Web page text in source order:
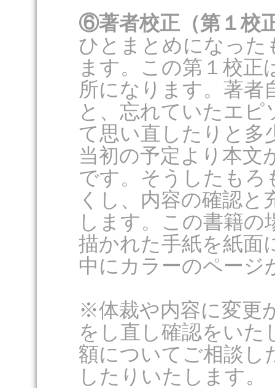
⑥著者校正（第１校
ひとまとめになった
ます。この第１校正
所になります。著者
と、忘れていたエ
て思い直したりと多
当初の予定より本文
です。そうしたもろ
くし、内容の確認と
します。この書籍の
描かれた手紙を紙面
中にカラーのページ
※体裁や内容に変更
をし直し確認をいた
額についてご相談し
したりいたします。